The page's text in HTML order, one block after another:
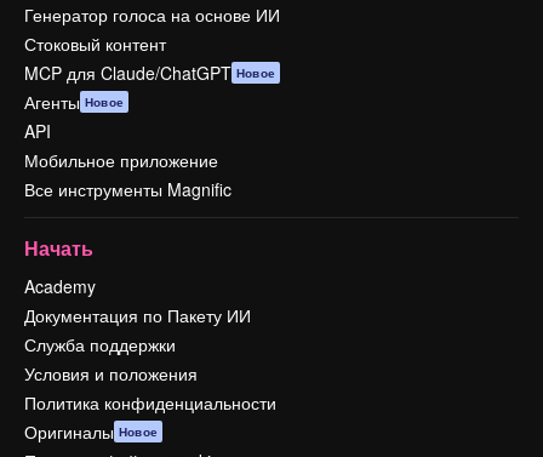
Генератор голоса на основе ИИ
Стоковый контент
MCP для Claude/ChatGPT Новое
Агенты Новое
API
Мобильное приложение
Все инструменты Magnific
Начать
Academy
Документация по Пакету ИИ
Служба поддержки
Условия и положения
Политика конфиденциальности
Оригиналы Новое